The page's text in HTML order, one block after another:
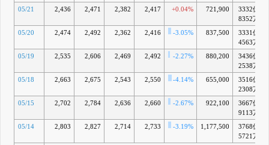
05/21 2,436 2,471 2,382 2,417 +0.04% 721,900
3332億
8352万
05/20 2,474 2,492 2,362 2,416 -3.05% 837,500
3331億
4563万
05/19 2,535 2,606 2,469 2,492 -2.27% 880,200
3436億
2538万
05/18 2,663 2,675 2,543 2,550 -4.14% 655,000
3516億
2308万
05/15
2,702 2,784 2,636 2,660 -2.67% 922,100
3667億
9113万
05/14
2,803 2,827 2,714 2,733 -3.19% 1,177,500
3768億
5721万